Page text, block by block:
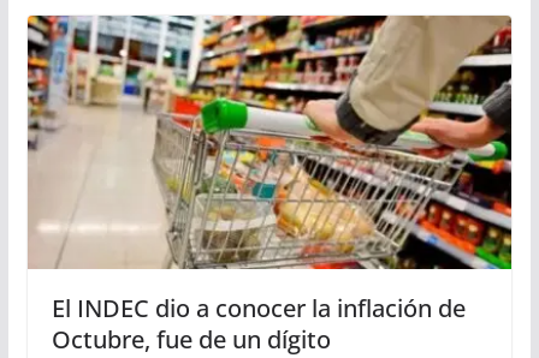
El INDEC dio a conocer la inflación de
Octubre, fue de un dígito